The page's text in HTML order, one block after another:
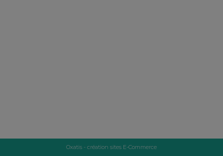
Oxatis - création sites E-Commerce